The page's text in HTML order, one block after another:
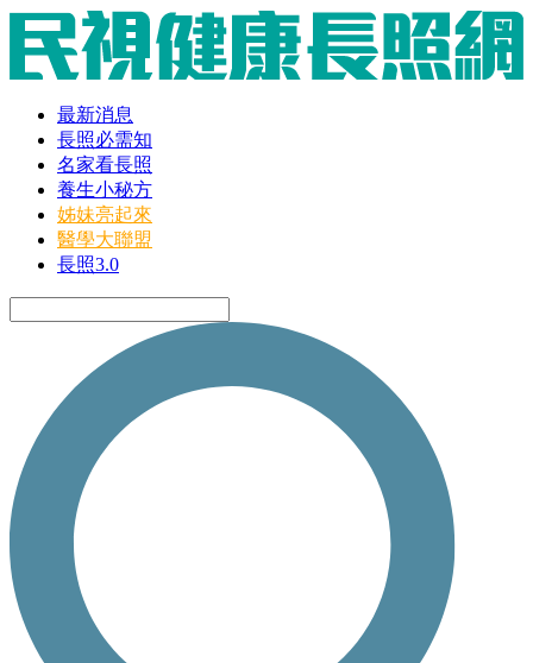
最新消息
長照必需知
名家看長照
養生小秘方
姊妹亮起來
醫學大聯盟
長照3.0